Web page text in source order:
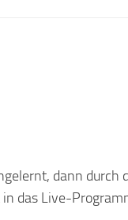
dann durch
in das Live-